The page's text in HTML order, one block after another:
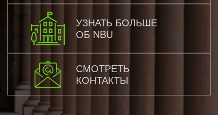
УЗНАТЬ БОЛЬШЕ
ОБ NBU
СМОТРЕТЬ
КОНТАКТЫ